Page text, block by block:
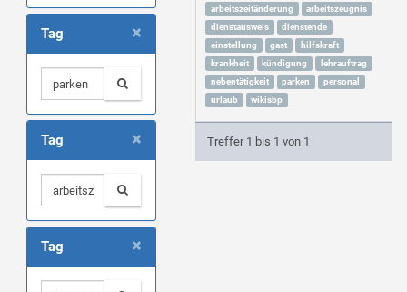
×
Tag
×
Tag
×
Tag
arbeitszeitänderung
arbeitszeugnis
dienstausweis
dienstende
einstellung
gast
hilfskraft
krankheit
kündigung
lehrauftrag
nebentätigkeit
parken
personal
urlaub
wikisbp
Treffer 1 bis 1 von 1